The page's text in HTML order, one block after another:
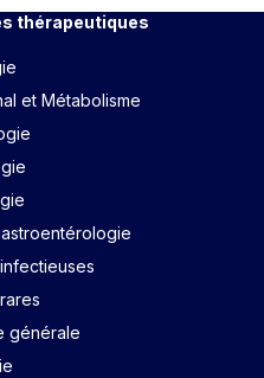
thérapeutiques
et Métabolisme
générale